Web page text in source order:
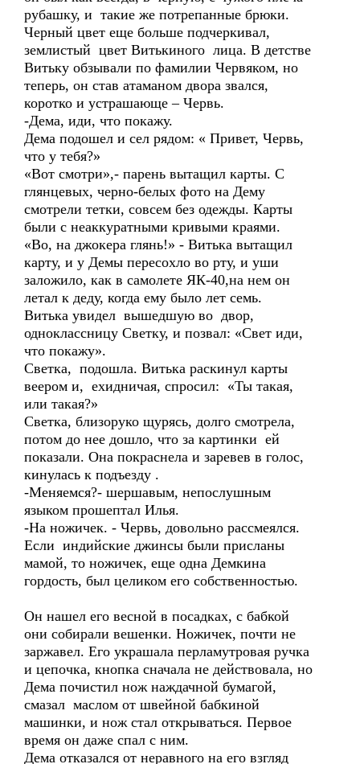
рубашку, и такие же потрепанные брюки.
Черный цвет еще больше подчеркивал,
землистый цвет Витькиного лица. В детстве
Витьку обзывали по фамилии Червяком, но
теперь, он став атаманом двора звался,
коротко и устрашающе – Червь.
-Дема, иди, что покажу.
Дема подошел и сел рядом: « Привет, Червь,
что у тебя?»
«Вот смотри»,- парень вытащил карты. С
глянцевых, черно-белых фото на Дему
смотрели тетки, совсем без одежды. Карты
были с неаккуратными кривыми краями.
«Во, на джокера глянь!» - Витька вытащил
карту, и у Демы пересохло во рту, и уши
заложило, как в самолете ЯК-40,на нем он
летал к деду, когда ему было лет семь.
Витька увидел вышедшую во двор,
одноклассницу Светку, и позвал: «Свет иди,
что покажу».
Светка, подошла. Витька раскинул карты
веером и, ехидничая, спросил: «Ты такая,
или такая?»
Светка, близоруко щурясь, долго смотрела,
потом до нее дошло, что за картинки ей
показали. Она покраснела и заревев в голос,
кинулась к подъезду .
-Меняемся?- шершавым, непослушным
языком прошептал Илья.
-На ножичек. - Червь, довольно рассмеялся.
Если индийские джинсы были присланы
мамой, то ножичек, еще одна Демкина
гордость, был целиком его собственностью.
Он нашел его весной в посадках, с бабкой
они собирали вешенки. Ножичек, почти не
заржавел. Его украшала перламутровая ручка
и цепочка, кнопка сначала не действовала, но
Дема почистил нож наждачной бумагой,
смазал маслом от швейной бабкиной
машинки, и нож стал открываться. Первое
время он даже спал с ним.
Дема отказался от неравного на его взгляд